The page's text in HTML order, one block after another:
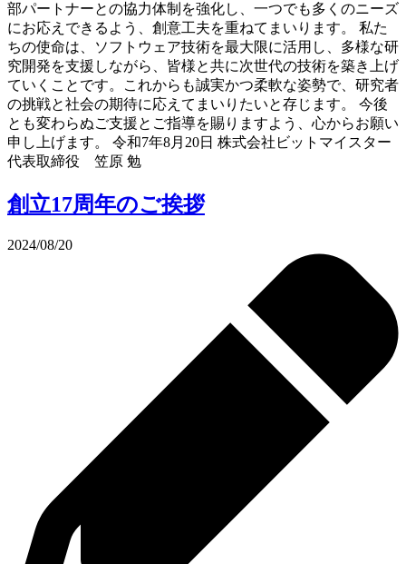
部パートナーとの協力体制を強化し、一つでも多くのニーズ
にお応えできるよう、創意工夫を重ねてまいります。 私た
ちの使命は、ソフトウェア技術を最大限に活用し、多様な研
究開発を支援しながら、皆様と共に次世代の技術を築き上げ
ていくことです。これからも誠実かつ柔軟な姿勢で、研究者
の挑戦と社会の期待に応えてまいりたいと存じます。 今後
とも変わらぬご支援とご指導を賜りますよう、心からお願い
申し上げます。 令和7年8月20日 株式会社ビットマイスター
代表取締役 笠原 勉
創立17周年のご挨拶
2024/08/20